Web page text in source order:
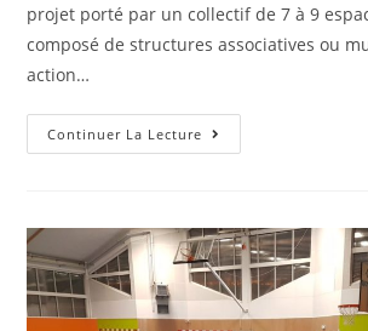
projet porté par un collectif de 7 à 9
composé de structures associatives ou
action…
Continuer La Lecture Viens
Faire